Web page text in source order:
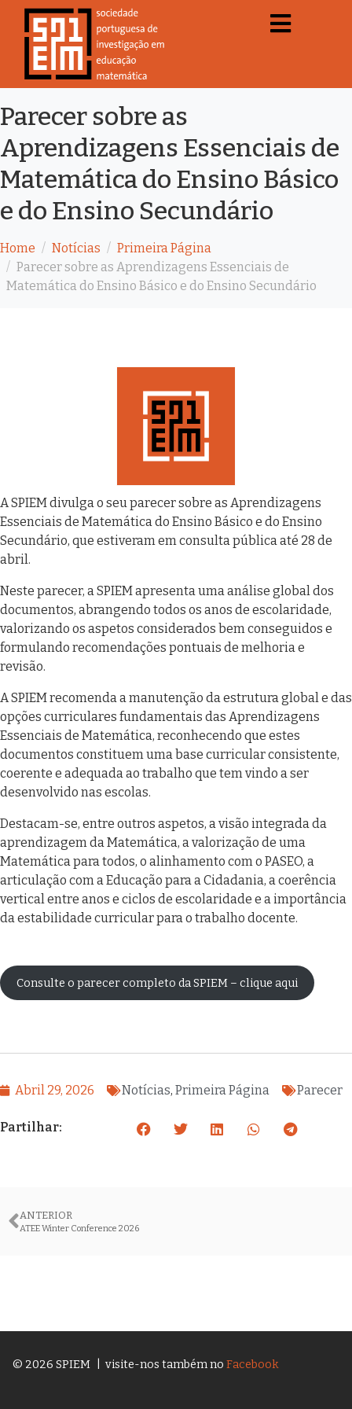
Parecer sobre as
Aprendizagens Essenciais de
Matemática do Ensino Básico
e do Ensino Secundário
Home Notícias
Primeira Página
Parecer sobre as Aprendizagens Essenciais de
Matemática do Ensino Básico e do Ensino Secundário
A SPIEM divulga o seu parecer sobre as Aprendizagens
Essenciais de Matemática do Ensino Básico e do Ensino
Secundário, que estiveram em consulta pública até 28 de
abril.
Neste parecer, a SPIEM apresenta uma análise global dos
documentos, abrangendo todos os anos de escolaridade,
valorizando os aspetos considerados bem conseguidos e
formulando recomendações pontuais de melhoria e
revisão.
A SPIEM recomenda a manutenção da estrutura global e das
opções curriculares fundamentais das Aprendizagens
Essenciais de Matemática, reconhecendo que estes
documentos constituem uma base curricular consistente,
coerente e adequada ao trabalho que tem vindo a ser
desenvolvido nas escolas.
Destacam-se, entre outros aspetos, a visão integrada da
aprendizagem da Matemática, a valorização de uma
Matemática para todos, o alinhamento com o PASEO, a
articulação com a Educação para a Cidadania, a coerência
vertical entre anos e ciclos de escolaridade e a importância
da estabilidade curricular para o trabalho docente.
Consulte o parecer completo da SPIEM – clique aqui
Abril 29, 2026 Notícias, Primeira Página Parecer
Partilhar:
ANTERIOR
ATEE Winter Conference 2026
© 2026 SPIEM | visite-nos também no Facebook